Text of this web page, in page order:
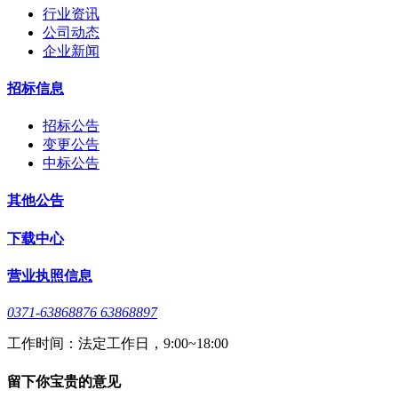
行业资讯
公司动态
企业新闻
招标信息
招标公告
变更公告
中标公告
其他公告
下载中心
营业执照信息
0371-63868876 63868897
工作时间：法定工作日，9:00~18:00
留下你宝贵的意见